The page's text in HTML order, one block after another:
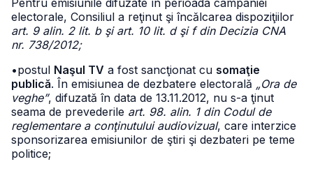
Pentru emisiunile difuzate în perioada campaniei
electorale, Consiliul a reţinut şi încălcarea dispoziţiilor
art. 9 alin. 2 lit. b şi art. 10 lit. d şi f din Decizia CNA
nr. 738/2012;
•postul Naşul TV a fost sancţionat cu somaţie
publică. În emisiunea de dezbatere electorală „Ora de
veghe”, difuzată în data de 13.11.2012, nu s-a ţinut
seama de prevederile art. 98. alin. 1 din Codul de
reglementare a conţinutului audiovizual, care interzice
sponsorizarea emisiunilor de ştiri şi dezbateri pe teme
politice;